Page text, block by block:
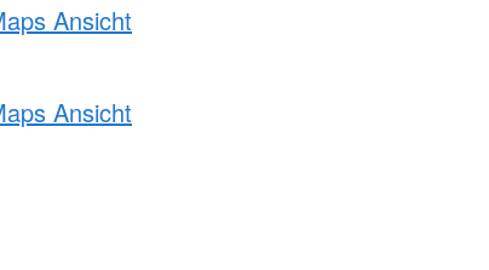
Ansicht
Ansicht